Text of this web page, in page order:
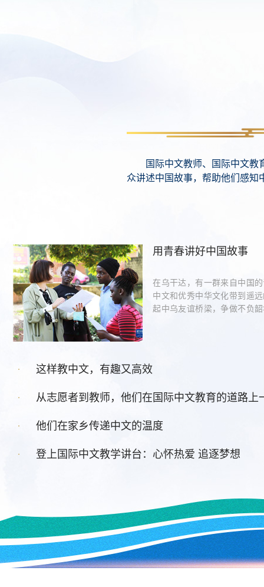
国际中文教师、国际中文教育
众讲述中国故事，帮助他们感知
用青春讲好中国故事
在乌干达，有一群来自中国
中文和优秀中华文化带到遥
起中乌友谊桥梁，争做不负
· 这样教中文，有趣又高效
· 从志愿者到教师，他们在国际中文教育的道路上
· 他们在家乡传递中文的温度
· 登上国际中文教学讲台：心怀热爱 追逐梦想